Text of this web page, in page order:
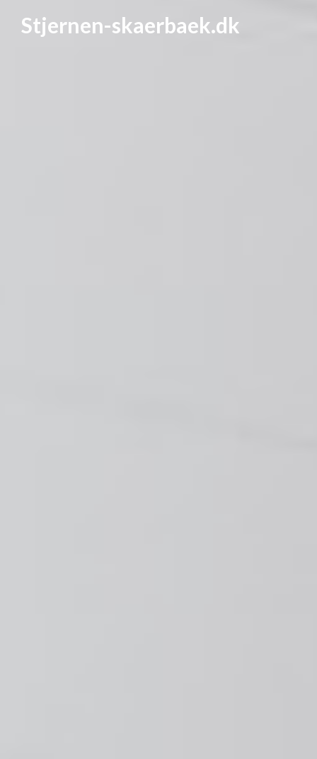
Stjernen-skaerbaek.dk